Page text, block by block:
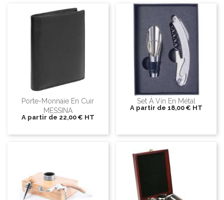
Porte-Monnaie En Cuir
MESSINA
A partir de 22,00 € HT
Set À Vin En Métal
A partir de 18,00 € HT